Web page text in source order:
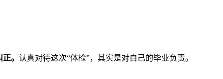
。 认真对待这次“体检”，其实是对自己的毕业负责。